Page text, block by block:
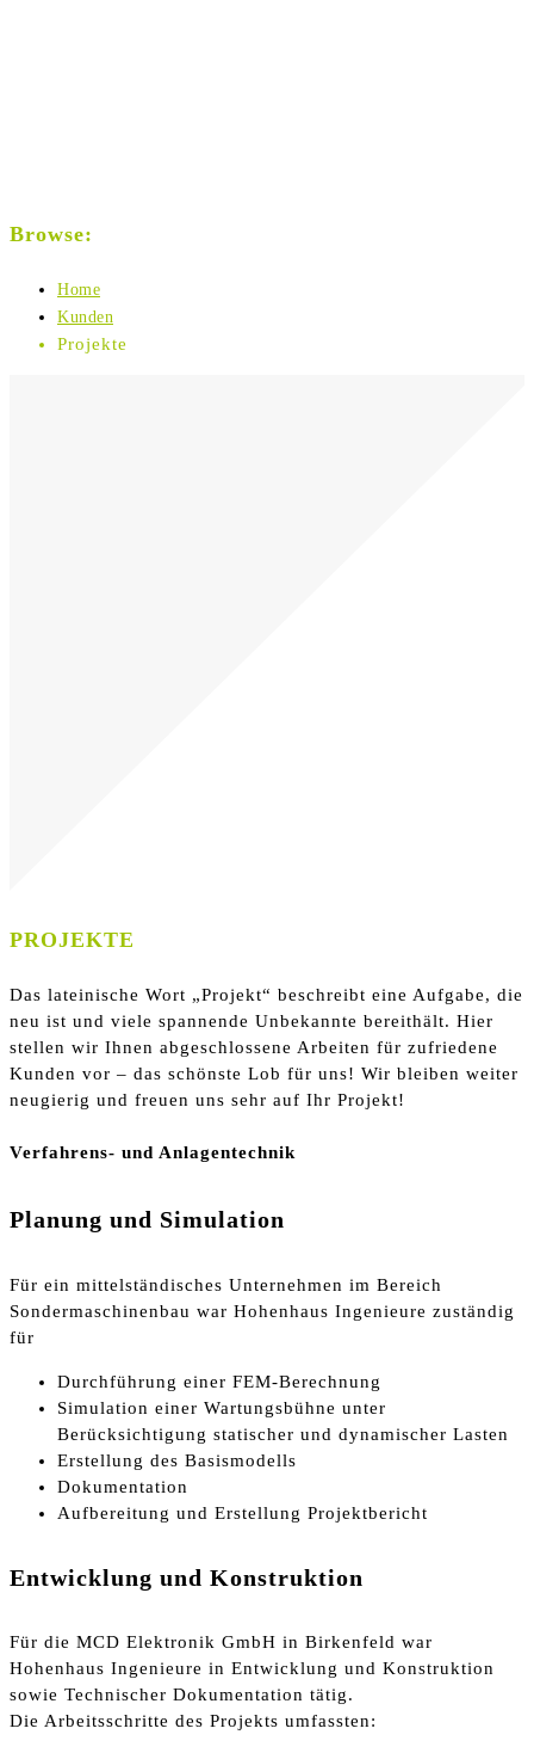
Browse:
Home
Kunden
Projekte
PROJEKTE
Das lateinische Wort „Projekt“ beschreibt eine Aufgabe, die
neu ist und viele spannende Unbekannte bereithält. Hier
stellen wir Ihnen abgeschlossene Arbeiten für zufriedene
Kunden vor – das schönste Lob für uns! Wir bleiben weiter
neugierig und freuen uns sehr auf Ihr Projekt!
Verfahrens- und Anlagentechnik
Planung und Simulation
Für ein mittelständisches Unternehmen im Bereich
Sondermaschinenbau war Hohenhaus Ingenieure zuständig
für
Durchführung einer FEM-Berechnung
Simulation einer Wartungsbühne unter
Berücksichtigung statischer und dynamischer Lasten
Erstellung des Basismodells
Dokumentation
Aufbereitung und Erstellung Projektbericht
Entwicklung und Konstruktion
Für die MCD Elektronik GmbH in Birkenfeld war
Hohenhaus Ingenieure in Entwicklung und Konstruktion
sowie Technischer Dokumentation tätig.
Die Arbeitsschritte des Projekts umfassten: